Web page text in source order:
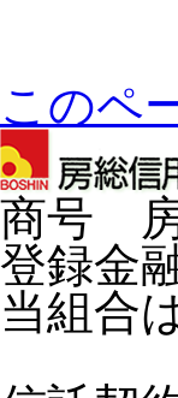
このペ
商号
登録金
当組合